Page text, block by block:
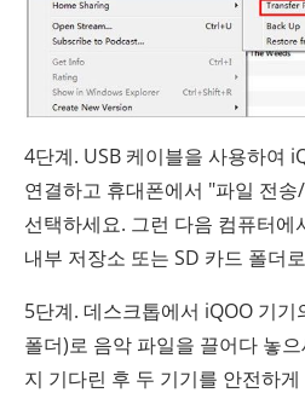
4단계. USB 케이블을 사용하여
연결하고 휴대폰에서 "파일 전
선택하세요. 그런 다음 컴퓨터에
내부 저장소 또는 SD 카드 폴더
5단계. 데스크톱에서 iQOO 기
폴더)로 음악 파일을 끌어다 놓
지 기다린 후 두 기기를 안전하